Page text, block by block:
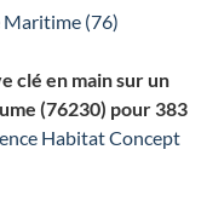
Maritime (76)
clé en main sur un
(76230) pour 383
Habitat Concept